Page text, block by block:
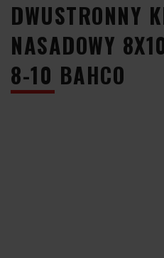
DWUSTRONNY
NASADOWY
8-10 BAHCO